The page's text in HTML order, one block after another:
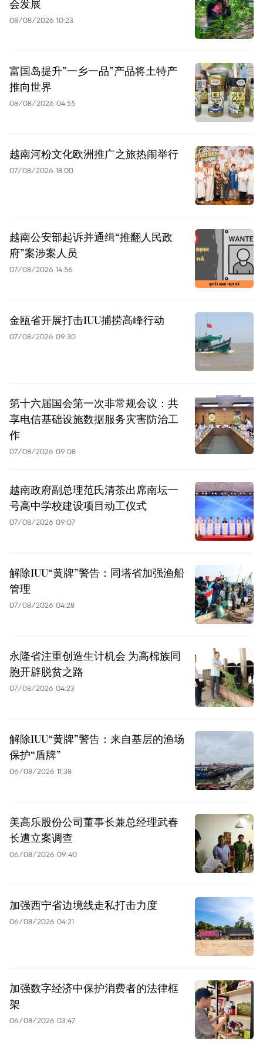
会发展
08/08/2026 10:23
富国岛提升”一乡一品”产品将土特产
推向世界
08/08/2026 04:55
越南河粉文化欧洲推广之旅热闹举行
07/08/2026 18:00
越南公安部起诉并通缉“推翻人民政
府”案涉案人员
07/08/2026 14:56
金瓯省开展打击IUU捕捞高峰行动
07/08/2026 09:30
第十六届国会第一次非常规会议：共
享电信基础设施数据服务灾害防治工
作
07/08/2026 09:08
越南政府副总理范氏清茶出席南坛一
号高中学校建设项目动工仪式
07/08/2026 09:07
解除IUU“黄牌”警告：同塔省加强渔船
管理
07/08/2026 04:28
永隆省注重创造生计机会 为高棉族同
胞开辟脱贫之路
07/08/2026 04:23
解除IUU“黄牌”警告：来自基层的渔场
保护“盾牌”
06/08/2026 11:38
美高乐股份公司董事长兼总经理武春
长遭立案调查
06/08/2026 09:40
加强西宁省边境线走私打击力度
06/08/2026 04:21
加强数字经济中保护消费者的法律框
架
06/08/2026 03:47